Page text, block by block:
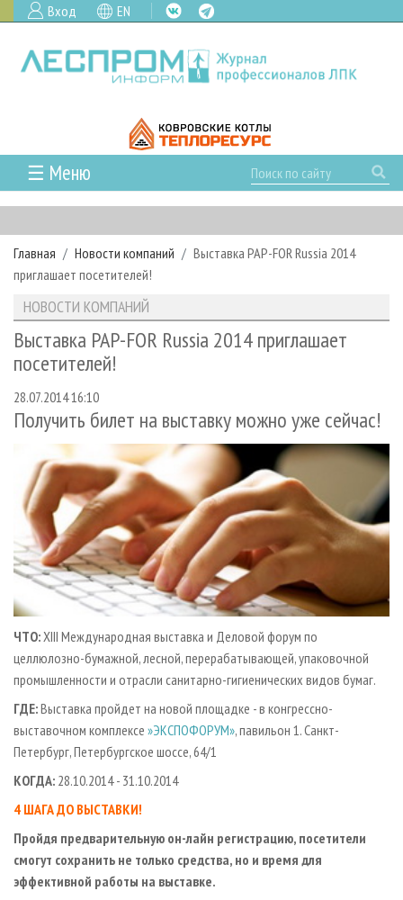
Вход EN
☰ Меню
ГЛАВНАЯ
РУБРИКИ И ТЕМЫ
РУБРИКИ ЖУРНАЛА
ЛЕСНОЕ ХОЗЯЙСТВО
ЛЕСОЗАГОТОВКА
ЛЕСОПИЛЕНИЕ
СУШКА ДРЕВЕСИНЫ
ПРОИЗВОДСТВО ДРЕВЕСНЫХ ПЛИТ
ДЕРЕВЯННОЕ ДОМОСТРОЕНИЕ
ПРОИЗВОДСТВО МЕБЕЛИ
БИОЭНЕРГЕТИКА
ЦБП
ИНСТРУМЕНТ И МАТЕРИАЛЫ
НОВОСТИ
КАЛЕНДАРЬ СОБЫТИЙ
НОВОСТИ ЛПК
НОВОСТИ ЖУРНАЛА
ПРОЕКТЫ ЛПИ
АНАЛИТИКА
ПРЕДПРИЯТИЯ ЛПК
ПЕРСОНЫ
МОБИЛЬНЫЕ ВЫСТАВКИ
ОФИЦИАЛЬНЫЕ ДЕЛЕГАЦИИ
ПРИОРИТЕТНЫЕ ИНВЕСТПРОЕКТЫ
RUSSIAN FORESTRY REVIEW
ГАЗЕТА ЛЕСПРОМФОРУМ
БИБЛИОТЕКА СПЕЦИАЛИСТА
АРХИВ ЖУРНАЛОВ
СТАТЬИ
О ЖУРНАЛЕ
ПОДПИСКА
КОНТАКТЫ
РЕКЛАМОДАТЕЛЯМ
РЕКЛАМА
РЕКЛАМА НА САЙТЕ
Главная Новости компаний
Выставка PAP-FOR Russia 2014
приглашает посетителей!
НОВОСТИ КОМПАНИЙ
Выставка PAP-FOR Russia 2014 приглашает
посетителей!
28.07.2014 16:10
Получить билет на выставку можно уже сейчас!
ЧТО:XIII Международная выставка и Деловой форум по
целлюлозно-бумажной, лесной, перерабатывающей, упаковочной
промышленности и отрасли санитарно-гигиенических видов бумаг.
ГДЕ:Выставка пройдет на новой площадке - в конгрессно-
выставочном комплексе »ЭКСПОФОРУМ», павильон 1. Санкт-
Петербург, Петербургское шоссе, 64/1
КОГДА: 28.10.2014 - 31.10.2014
4 ШАГА ДО ВЫСТАВКИ!
Пройдя предварительную он-лайн регистрацию, посетители
смогут сохранить не только средства, но и время для
эффективной работы на выставке.